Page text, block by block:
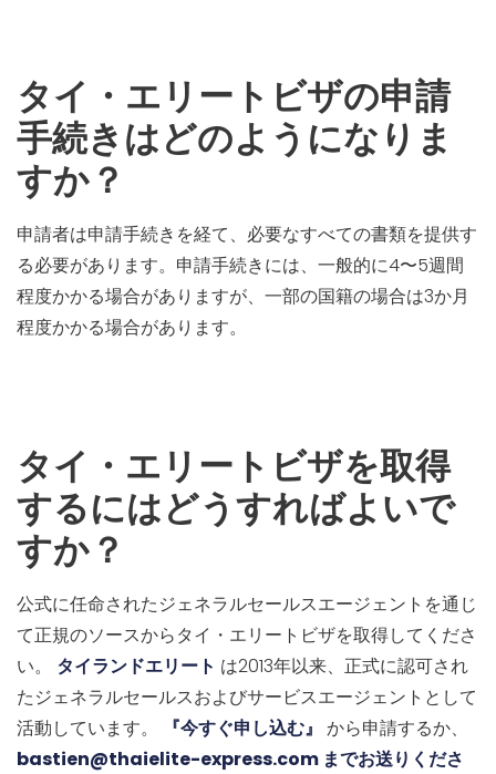
タイ・エリートビザの申請
手続きはどのようになりま
すか？
申請者は申請手続きを経て、必要なすべての書類を提供す
る必要があります。申請手続きには、一般的に4〜5週間
程度かかる場合がありますが、一部の国籍の場合は3か月
程度かかる場合があります。
タイ・エリートビザを取得
するにはどうすればよいで
すか？
公式に任命されたジェネラルセールスエージェントを通じ
て正規のソースからタイ・エリートビザを取得してくださ
い。 タイランドエリート は2013年以来、正式に認可され
たジェネラルセールスおよびサービスエージェントとして
活動しています。
『今すぐ申し込む』 から申請するか、
bastien@thaielite-express.com までお送りくださ